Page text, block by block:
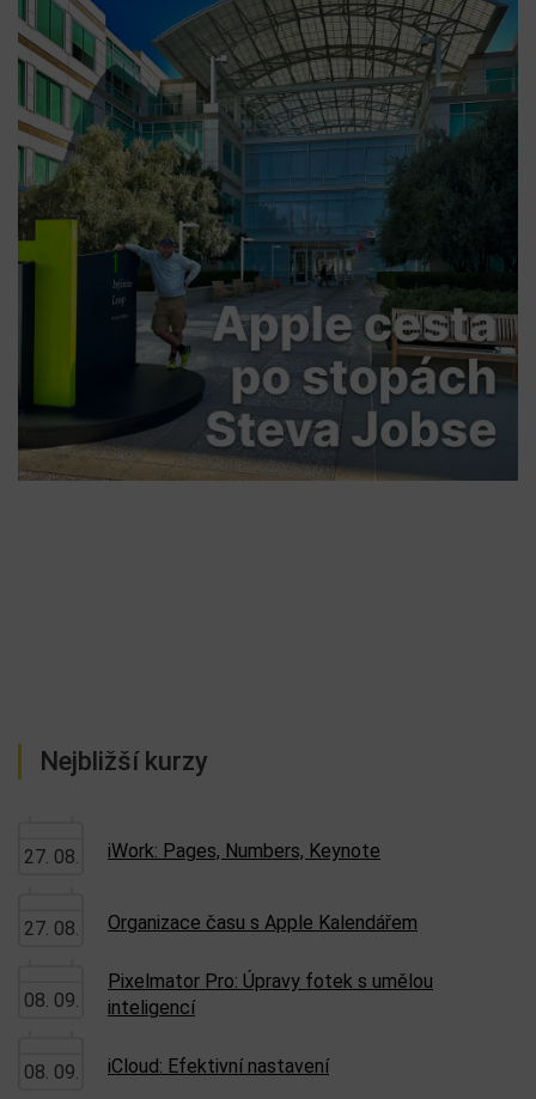
Nejbližší kurzy
27. 08. iWork: Pages, Numbers, Keynote
27. 08. Organizace času s Apple Kalendářem
08. 09.
Pixelmator Pro: Úpravy fotek s umělou
inteligencí
08. 09. iCloud: Efektivní nastavení